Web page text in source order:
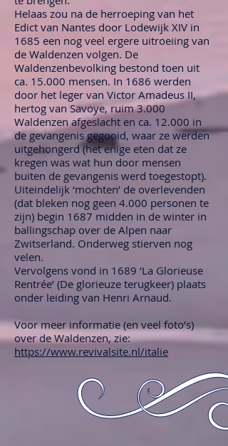
Helaas zou na de herroeping van het
Edict van Nantes door Lodewijk XIV in
1685 een nog veel ergere uitroeiing van
de Waldenzen volgen. De
Waldenzenbevolking bestond toen uit
ca. 15.000 mensen. In 1686 werden
door het leger van Victor Amadeus II,
hertog van Savoye, ruim 3.000
Waldenzen afgeslacht en ca. 12.000 in
de gevangenis gegooid, waar ze werden
uitgehongerd (het enige eten dat ze
kregen was wat hun door mensen
buiten de gevangenis werd toegestopt).
Uiteindelijk ‘mochten’ de overlevenden
(dat bleken nog geen 4.000 personen te
zijn) begin 1687 midden in de winter in
ballingschap over de Alpen naar
Zwitserland. Onderweg stierven nog
velen.
Vervolgens vond in 1689 ‘La Glorieuse
Rentrée’ (De glorieuze terugkeer) plaats
onder leiding van Henri Arnaud.
Voor meer informatie (en veel foto’s)
over de Waldenzen, zie:
https://www.revivalsite.nl/italie